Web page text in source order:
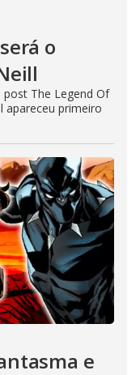
o
The Legend Of
apareceu primeiro
e